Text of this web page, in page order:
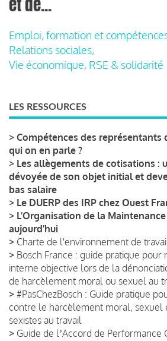
Emploi, formation et
Relations sociales,
Vie économique, RSE & solidarité
LES RESSOURCES
> Compétences des représentants
qui on en parle ?
> Les allègements de cotisations :
dévoyée de son objet initial et
bas salaire
> Le DUERP des IRP chez Ouest
> L’Organisation de la Maintenance
aujourd’hui
> Charte de l'environnement de
> Bosch France : guide pratique
interne objective lors de la
de harcèlement moral ou sexuel au
> #PasChezBosch : Guide pratique
contre le harcèlement moral, sexuel
sexistes au travail
> Guide de lʼAccord de